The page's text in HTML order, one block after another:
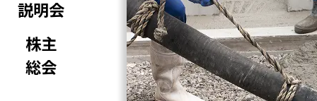
説明会
説明会
株主
総会
定時
株主総会